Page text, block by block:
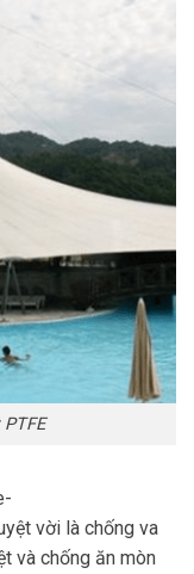
vời là chống va
và chống ăn mòn